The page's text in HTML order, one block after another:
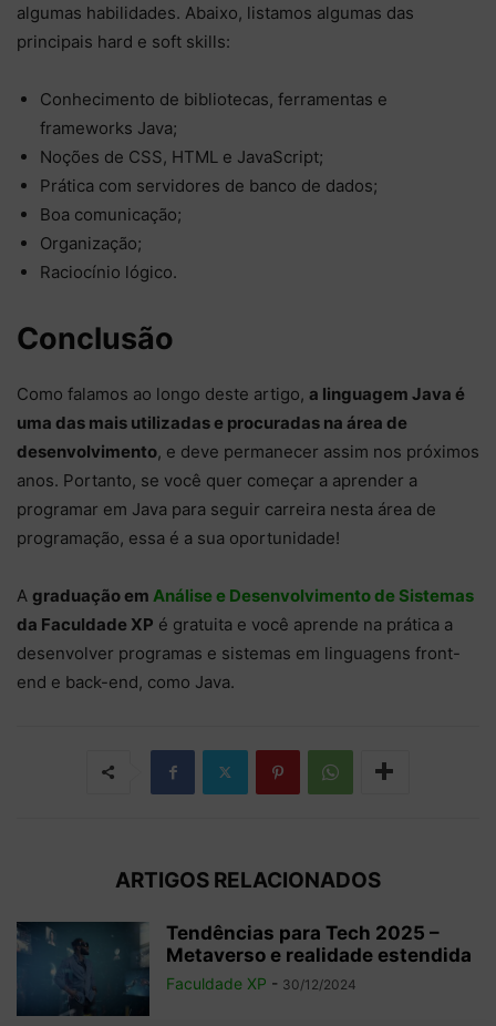
algumas habilidades. Abaixo, listamos algumas das
principais hard e soft skills:
Conhecimento de bibliotecas, ferramentas e
frameworks Java;
Noções de CSS, HTML e JavaScript;
Prática com servidores de banco de dados;
Boa comunicação;
Organização;
Raciocínio lógico.
Conclusão
Como falamos ao longo deste artigo, a linguagem Java é
uma das mais utilizadas e procuradas na área de
desenvolvimento, e deve permanecer assim nos próximos
anos. Portanto, se você quer começar a aprender a
programar em Java para seguir carreira nesta área de
programação, essa é a sua oportunidade!
A graduação em Análise e Desenvolvimento de Sistemas
da Faculdade XP é gratuita e você aprende na prática a
desenvolver programas e sistemas em linguagens front-
end e back-end, como Java.
ARTIGOS RELACIONADOS
Tendências para Tech 2025 –
Metaverso e realidade estendida
Faculdade XP - 30/12/2024